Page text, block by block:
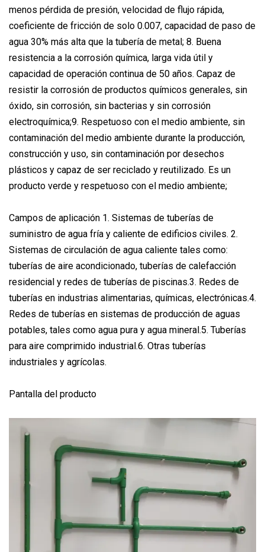
menos pérdida de presión, velocidad de flujo rápida,
coeficiente de fricción de solo 0.007, capacidad de paso de
agua 30% más alta que la tubería de metal; 8. Buena
resistencia a la corrosión química, larga vida útil y
capacidad de operación continua de 50 años. Capaz de
resistir la corrosión de productos químicos generales, sin
óxido, sin corrosión, sin bacterias y sin corrosión
electroquímica;9. Respetuoso con el medio ambiente, sin
contaminación del medio ambiente durante la producción,
construcción y uso, sin contaminación por desechos
plásticos y capaz de ser reciclado y reutilizado. Es un
producto verde y respetuoso con el medio ambiente;
Campos de aplicación 1. Sistemas de tuberías de
suministro de agua fría y caliente de edificios civiles. 2.
Sistemas de circulación de agua caliente tales como:
tuberías de aire acondicionado, tuberías de calefacción
residencial y redes de tuberías de piscinas.3. Redes de
tuberías en industrias alimentarias, químicas, electrónicas.4.
Redes de tuberías en sistemas de producción de aguas
potables, tales como agua pura y agua mineral.5. Tuberías
para aire comprimido industrial.6. Otras tuberías
industriales y agrícolas.
Pantalla del producto